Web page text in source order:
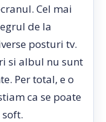
Cel mai
de la
posturi tv.
si albul nu sunt
Per total, e o
ca se poate